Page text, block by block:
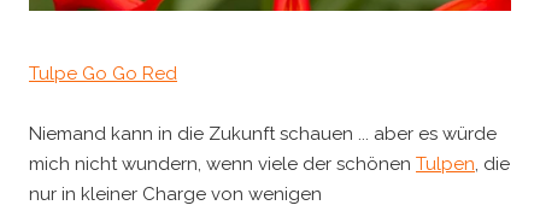
Tulpe Go Go Red
Niemand kann in die Zukunft schauen ... aber es würde
mich nicht wundern, wenn viele der schönen Tulpen, die
nur in kleiner Charge von wenigen